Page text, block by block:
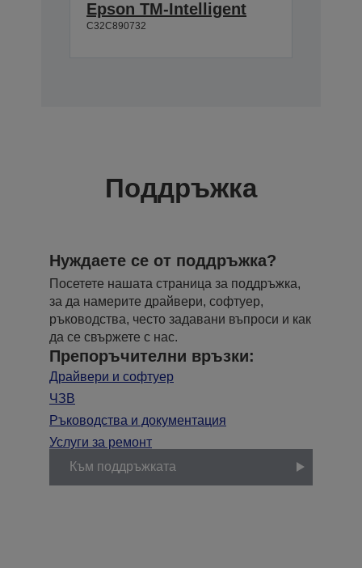
Epson TM-Intelligent
C32C890732
Поддръжка
Нуждаете се от поддръжка?
Посетете нашата страница за поддръжка,
за да намерите драйвери, софтуер,
ръководства, често задавани въпроси и как
да се свържете с нас.
Препоръчителни връзки:
Драйвери и софтуер
ЧЗВ
Ръководства и документация
Услуги за ремонт
Към поддръжката